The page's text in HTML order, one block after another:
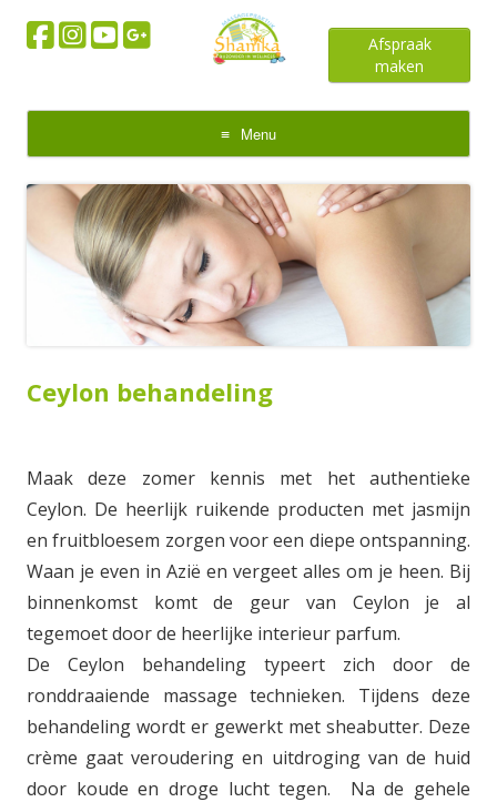
Afspraak
maken
Menu
Skip
to
content
Ceylon behandeling
Maak deze zomer kennis met het authentieke
Ceylon. De heerlijk ruikende producten met jasmijn
en fruitbloesem zorgen voor een diepe ontspanning.
Waan je even in Azië en vergeet alles om je heen. Bij
binnenkomst komt de geur van Ceylon je al
tegemoet door de heerlijke interieur parfum.
De Ceylon behandeling typeert zich door de
ronddraaiende massage technieken. Tijdens deze
behandeling wordt er gewerkt met sheabutter. Deze
crème gaat veroudering en uitdroging van de huid
door koude en droge lucht tegen. Na de gehele